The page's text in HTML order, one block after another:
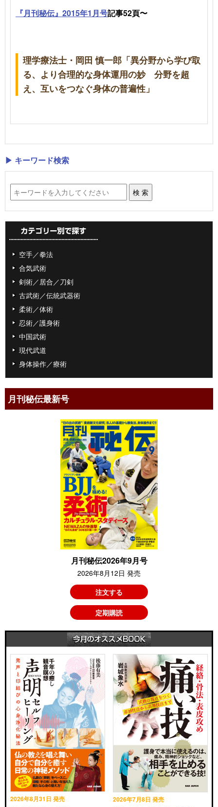
『月刊秘伝』2015年1月号記事52頁〜
理学療法士・ 岡田 慎一郎 「異分野から学び取
る、より合理的な身体運用の妙 分野を超
え、互いをつなぐ身体の普遍性」
▶ キーワード検索
空手／拳法
合気武術
剣術／居合／刀剣
古武術／伝統武器術
柔術／体術
忍術／護身術
中国武術
現代武道
身体操作／療術
月刊秘伝最新号
月刊秘伝2026年9月号
2026年8月12日 発売
注文する
定期購読
2026年8月31日 発売
2026年7月8日 発売